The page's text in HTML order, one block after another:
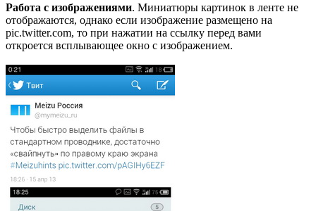
Работа с изображениями. Миниатюры картинок в ленте не
отображаются, однако если изображение размещено на
pic.twitter.com, то при нажатии на ссылку перед вами
откроется всплывающее окно с изображением.